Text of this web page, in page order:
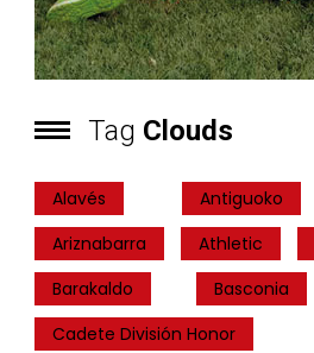
Tag Clouds
Alavés Antiguoko
Ariznabarra
Athletic
Barakaldo
Basconia
Cadete División Honor